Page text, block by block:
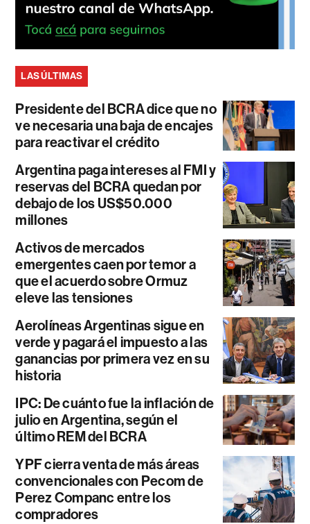
LAS ÚLTIMAS
Presidente del BCRA dice que no
ve necesaria una baja de encajes
para reactivar el crédito
Argentina paga intereses al FMI y
reservas del BCRA quedan por
debajo de los US$50.000
millones
Activos de mercados
emergentes caen por temor a
que el acuerdo sobre Ormuz
eleve las tensiones
Aerolíneas Argentinas sigue en
verde y pagará el impuesto a las
ganancias por primera vez en su
historia
IPC: De cuánto fue la inflación de
julio en Argentina, según el
último REM del BCRA
YPF cierra venta de más áreas
convencionales con Pecom de
Perez Companc entre los
compradores